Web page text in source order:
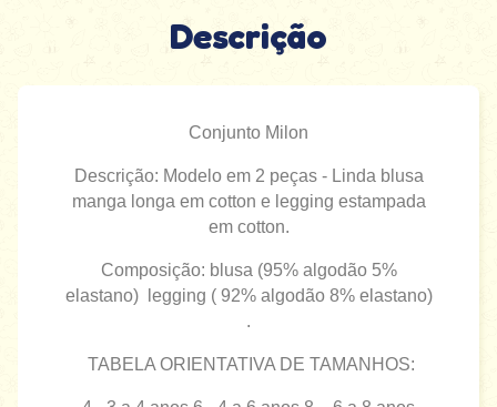
Descrição
Conjunto Milon
Descrição: Modelo em 2 peças - Linda blusa
manga longa em cotton e legging estampada
em cotton.
Composição: blusa (95% algodão 5%
elastano) legging ( 92% algodão 8% elastano)
.
TABELA ORIENTATIVA DE TAMANHOS: